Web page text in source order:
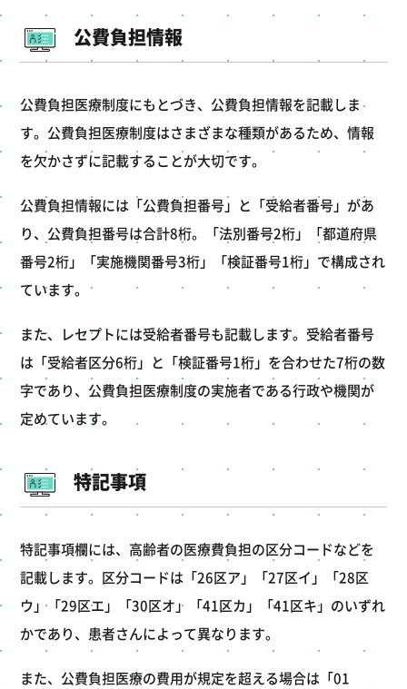
公費負担情報
公費負担医療制度にもとづき、公費負担情報を記載しま
す。公費負担医療制度はさまざまな種類があるため、情報
を欠かさずに記載することが大切です。
公費負担情報には「公費負担番号」と「受給者番号」があ
り、公費負担番号は合計8桁。「法別番号2桁」「都道府県
番号2桁」「実施機関番号3桁」「検証番号1桁」で構成され
ています。
また、レセプトには受給者番号も記載します。受給者番号
は「受給者区分6桁」と「検証番号1桁」を合わせた7桁の数
字であり、公費負担医療制度の実施者である行政や機関が
定めています。
特記事項
特記事項欄には、高齢者の医療費負担の区分コードなどを
記載します。区分コードは「26区ア」「27区イ」「28区
ウ」「29区エ」「30区オ」「41区カ」「41区キ」のいずれ
かであり、患者さんによって異なります。
また、公費負担医療の費用が規定を超える場合は「01